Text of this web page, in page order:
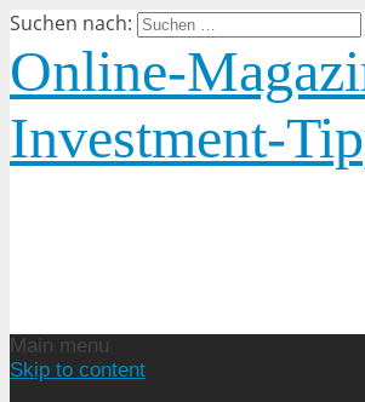
Suchen nach:
Online-
Investment-
Main menu
Skip to content